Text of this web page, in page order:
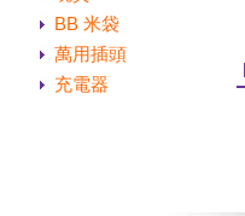
BB 米袋
萬用插頭
充電器